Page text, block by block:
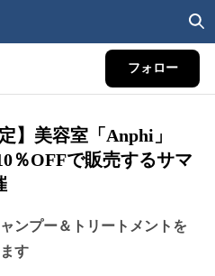
フォロー
】美容室「Anphi」
％OFFで販売するサマ
ンプー＆トリートメントを
す